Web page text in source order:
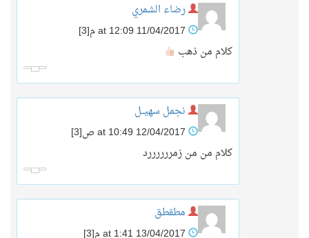
رضاء الشمري
[3]
كلام من ذهب
نجمل سهيــل
[3]
كلام من من زمررررررد
مطقطق